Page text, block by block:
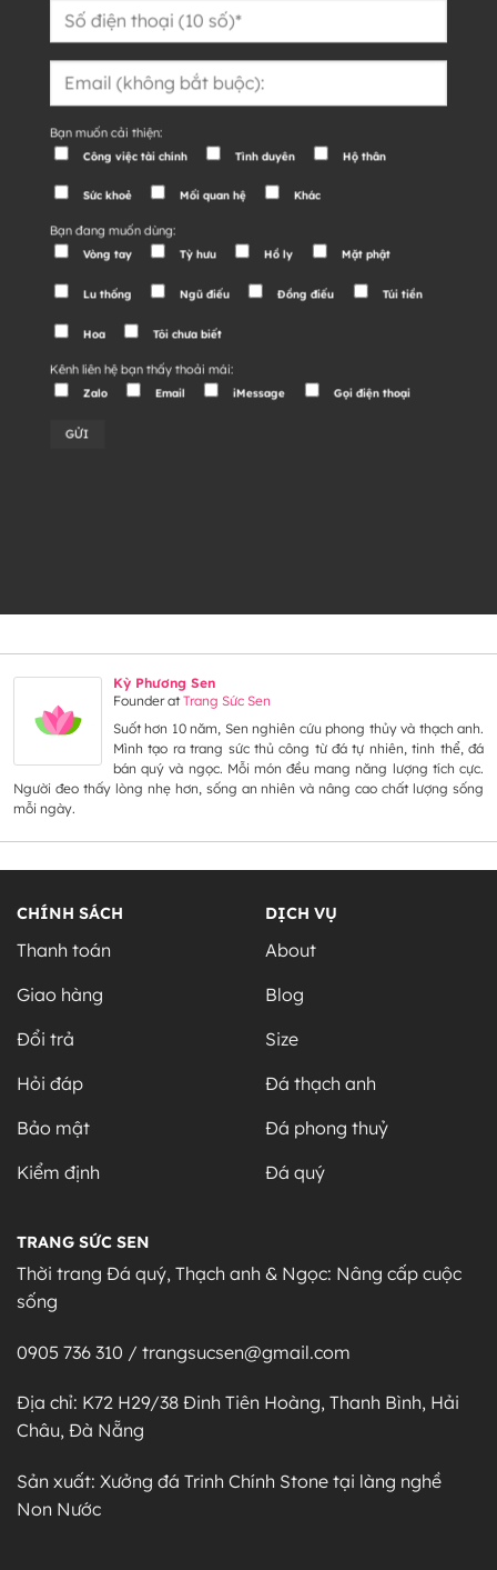
Bạn muốn cải thiện:
Công việc tài chính Tình duyên Hộ thân
Sức khoẻ Mối quan hệ Khác
Bạn đang muốn dùng:
Vòng tay Tỳ hưu Hồ ly Mặt phật
Lu thống Ngũ điếu Đồng điếu Túi tiền
Hoa Tôi chưa biết
Kênh liên hệ bạn thấy thoải mái:
Zalo Email iMessage Gọi điện thoại
Kỳ Phương Sen
FounderatTrang Sức Sen
Suốt hơn 10 năm, Sen nghiên cứu phong thủy và thạch anh.
Mình tạo ra trang sức thủ công từ đá tự nhiên, tinh thể, đá
bán quý và ngọc. Mỗi món đều mang năng lượng tích cực.
Người đeo thấy lòng nhẹ hơn, sống an nhiên và nâng cao chất lượng sống
mỗi ngày.
CHÍNH SÁCH
Thanh toán
Giao hàng
Đổi trả
Hỏi đáp
Bảo mật
Kiểm định
DỊCH VỤ
About
Blog
Size
Đá thạch anh
Đá phong thuỷ
Đá quý
TRANG SỨC SEN
Thời trang Đá quý, Thạch anh & Ngọc: Nâng cấp cuộc
sống
0905 736 310 / trangsucsen@gmail.com
Địa chỉ: K72 H29/38 Đinh Tiên Hoàng, Thanh Bình, Hải
Châu, Đà Nẵng
Sản xuất: Xưởng đá Trinh Chính Stone tại làng nghề
Non Nước